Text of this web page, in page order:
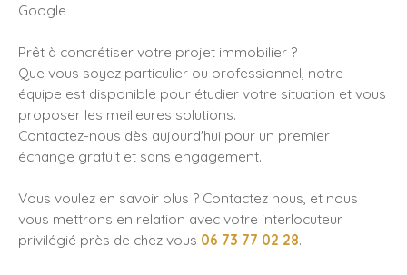
Google
Prêt à concrétiser votre projet immobilier ?
Que vous soyez particulier ou professionnel, notre
équipe est disponible pour étudier votre situation et vous
proposer les meilleures solutions.
Contactez-nous dès aujourd'hui pour un premier
échange gratuit et sans engagement.
Vous voulez en savoir plus ? Contactez nous, et nous
vous mettrons en relation avec votre interlocuteur
privilégié près de chez vous 06 73 77 02 28.